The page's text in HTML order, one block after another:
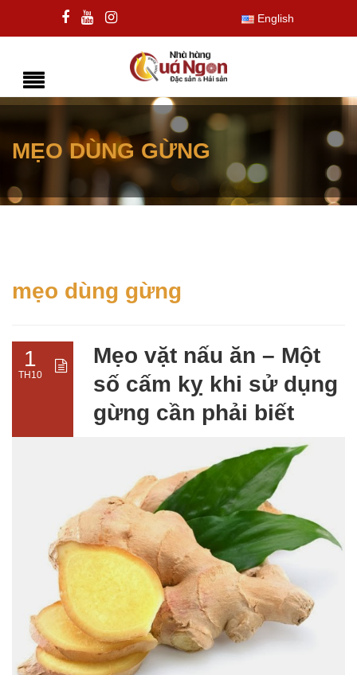
English
MẸO DÙNG GỪNG
mẹo dùng gừng
1
TH10
Mẹo vặt nấu ăn – Một
số cấm kỵ khi sử dụng
gừng cần phải biết